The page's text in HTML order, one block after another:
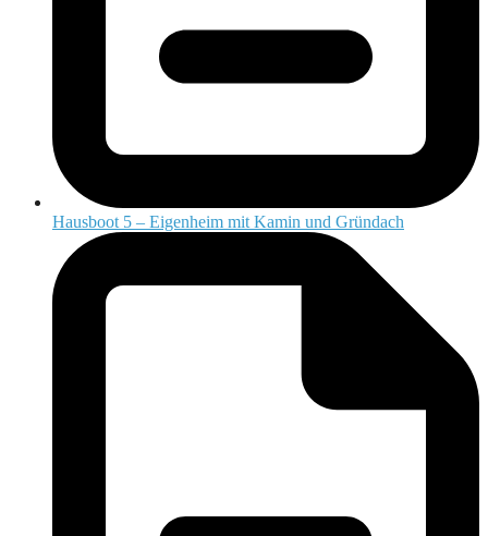
Hausboot 5 – Eigenheim mit Kamin und Gründach